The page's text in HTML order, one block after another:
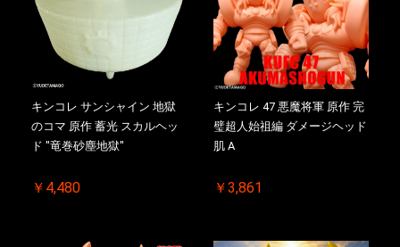
キンコレ サンシャイン 地獄
のコマ 原作 蓄光 スカルヘッ
ド "竜巻砂塵地獄"
￥4,480
キンコレ 47 悪魔将軍 原作 完
璧超人始祖編 ダメージヘッド
肌 A
￥3,861